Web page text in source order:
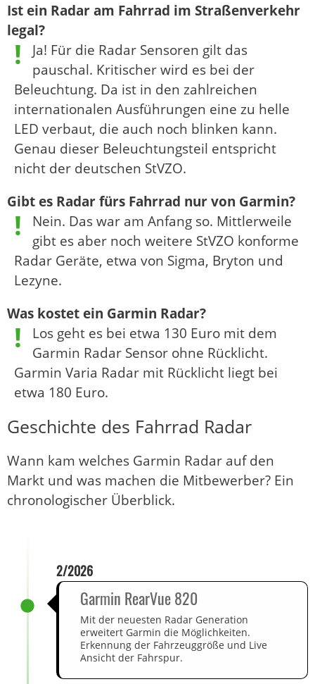
Ist ein Radar am Fahrrad im Straßenverkehr
legal?
Ja! Für die Radar Sensoren gilt das
pauschal. Kritischer wird es bei der
Beleuchtung. Da ist in den zahlreichen
internationalen Ausführungen eine zu helle
LED verbaut, die auch noch blinken kann.
Genau dieser Beleuchtungsteil entspricht
nicht der deutschen StVZO.
Gibt es Radar fürs Fahrrad nur von Garmin?
Nein. Das war am Anfang so. Mittlerweile
gibt es aber noch weitere StVZO konforme
Radar Geräte, etwa von Sigma, Bryton und
Lezyne.
Was kostet ein Garmin Radar?
Los geht es bei etwa 130 Euro mit dem
Garmin Radar Sensor ohne Rücklicht.
Garmin Varia Radar mit Rücklicht liegt bei
etwa 180 Euro.
Geschichte des Fahrrad Radar
Wann kam welches Garmin Radar auf den
Markt und was machen die Mitbewerber? Ein
chronologischer Überblick.
2/2026
Garmin RearVue 820
Mit der neuesten Radar Generation
erweitert Garmin die Möglichkeiten.
Erkennung der Fahrzeuggröße und Live
Ansicht der Fahrspur.